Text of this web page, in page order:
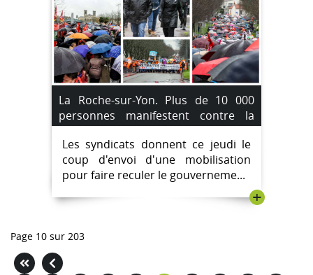
La Roche-sur-Yon. Plus de 10 000
personnes manifestent contre la
retraite à 64 ans.
Les syndicats donnent ce jeudi le
coup d'envoi d'une mobilisation
pour faire reculer le gouverneme...
+
Page 10 sur 203